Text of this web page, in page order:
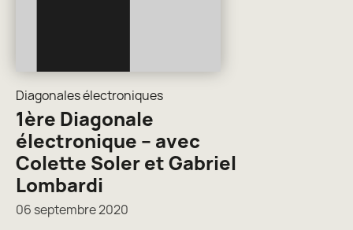
Diagonales électroniques
1ère Diagonale
électronique – avec
Colette Soler et Gabriel
Lombardi
06 septembre 2020